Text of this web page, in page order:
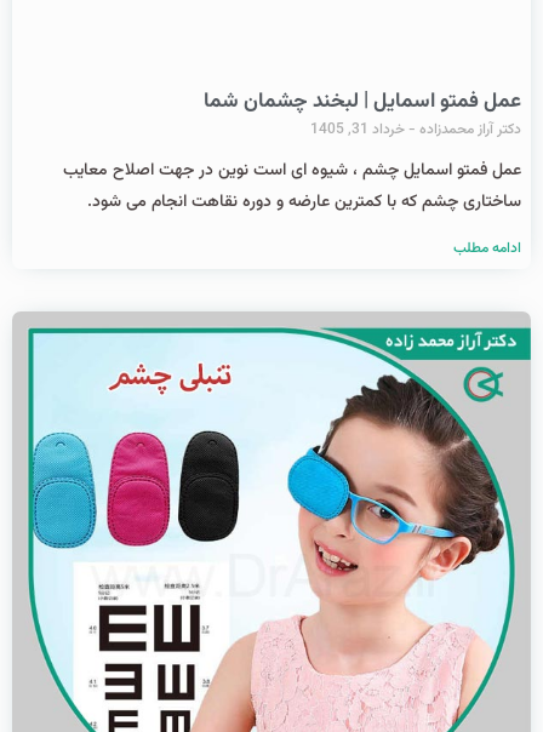
عمل فمتو اسمایل | لبخند چشمان شما
دکتر آراز محمدزاده خرداد 31, 1405
عمل فمتو اسمایل چشم ، شیوه ای است نوین در جهت اصلاح معایب
ساختاری چشم که با کمترین عارضه و دوره نقاهت انجام می شود.
ادامه مطلب